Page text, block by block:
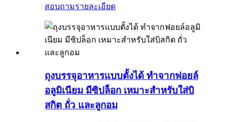
สอบถามรายละเอียด
ถุงบรรจุอาหารแบบตั้งได้ ทำจากฟอยล์
อลูมิเนียม มีซิปล็อก เหมาะสำหรับใส่บิ
สกิต ถั่ว และลูกอม